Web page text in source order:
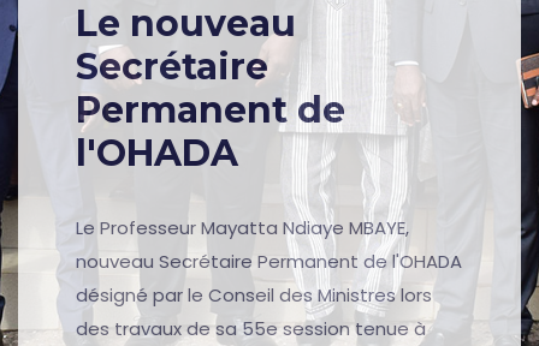
Le nouveau
Secrétaire
Permanent de
l'OHADA
Le Professeur Mayatta Ndiaye MBAYE,
nouveau Secrétaire Permanent de l'OHADA
désigné par le Conseil des Ministres lors
des travaux de sa 55e session tenue à